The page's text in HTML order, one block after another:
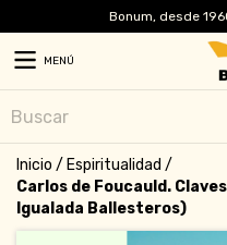
Bonum, desde
MENÚ
Inicio / Espiritualidad /
Carlos de Foucauld.
Igualada Ballesteros)